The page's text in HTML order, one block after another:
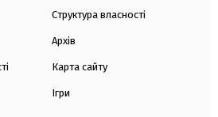
Структура власності
Архів
Карта сайту
Ігри